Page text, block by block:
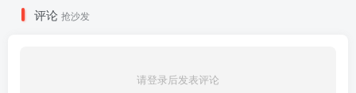
评论 抢沙发
请登录后发表评论